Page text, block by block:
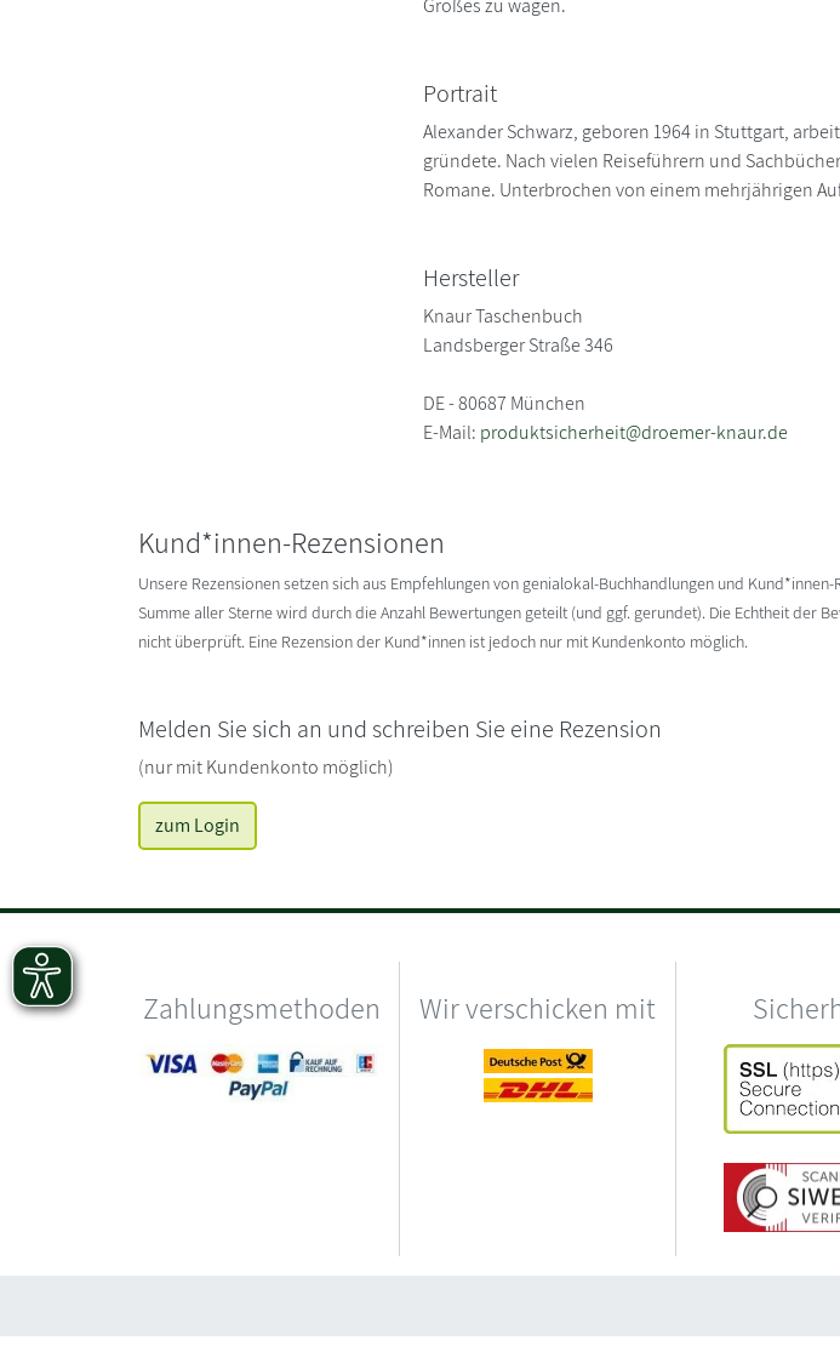
Portrait
Alexander Schwarz, geboren 1964 in Stuttgart,
gründete. Nach vielen Reiseführern und
Romane. Unterbrochen von einem mehrjährigen
Hersteller
Knaur Taschenbuch
Landsberger Straße 346
DE - 80687 München
E-Mail: produktsicherheit@droemer-knaur.de
Kund*innen-Rezensionen
Unsere Rezensionen setzen sich aus Empfehlungen von genialokal-Buchhandlungen und Kund*innen-
Summe aller Sterne wird durch die Anzahl Bewertungen geteilt (und ggf. gerundet). Die Echtheit der
nicht überprüft. Eine Rezension der Kund*innen ist jedoch nur mit Kundenkonto möglich.
Melden Sie sich an und schreiben Sie eine Rezension
(nur mit Kundenkonto möglich)
zum Login
Zahlungsmethoden Wir verschicken mit